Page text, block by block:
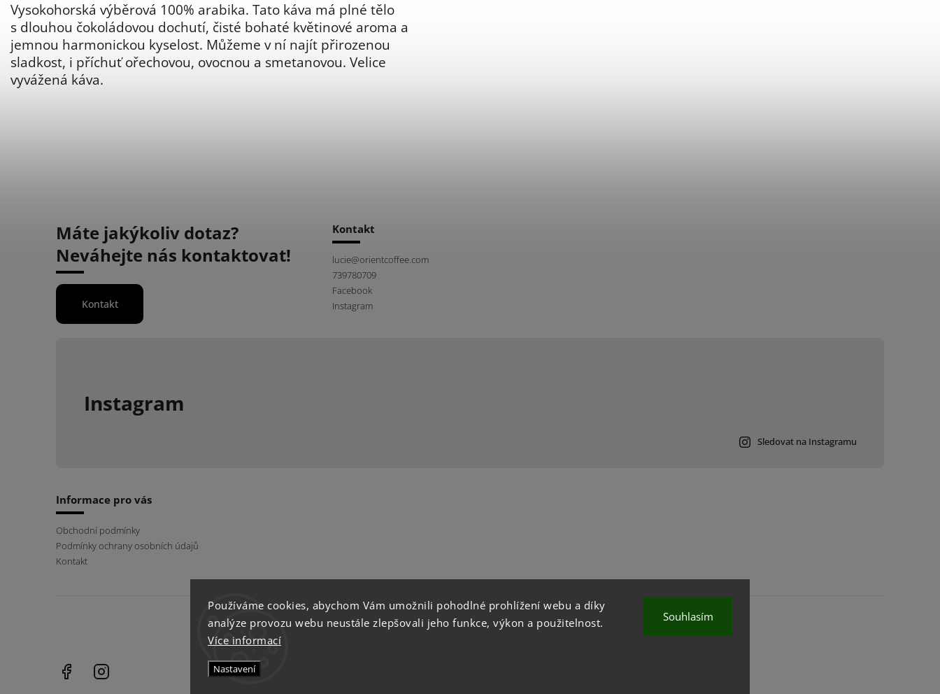
Používáme cookies, abychom Vám umožnili pohodlné prohlížení webu a díky
analýze provozu webu neustále zlepšovali jeho funkce, výkon a použitelnost.
Více informací
Nastavení
Souhlasím
Vysokohorská výběrová 100% arabika. Tato káva má plné tělo
s dlouhou čokoládovou dochutí, čisté bohaté květinové aroma a
jemnou harmonickou kyselost. Můžeme v ní najít přirozenou
sladkost, i příchuť ořechovou, ovocnou a smetanovou. Velice
vyvážená káva.
Máte jakýkoliv dotaz?
Neváhejte nás kontaktovat!
Kontakt
Kontakt
lucie@orientcoffee.com
739780709
Facebook
Instagram
Instagram
Sledovat na Instagramu
Informace pro vás
Obchodní podmínky
Podmínky ochrany osobních údajů
Kontakt
instagram
Facebook